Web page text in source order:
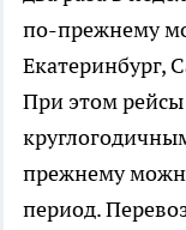
по-прежнему
Екатеринбург,
При этом
прежнему
период.